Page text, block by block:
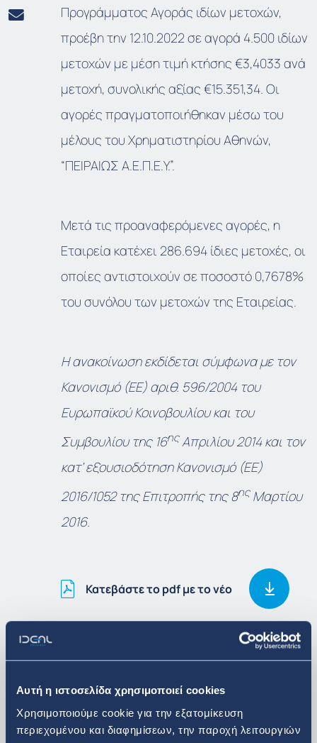
Αυτή η ιστοσελίδα χρησιμοποιεί cookies
Χρησιμοποιούμε cookie για την εξατομίκευση
περιεχομένου και διαφημίσεων, την παροχή λειτουργιών
Προγράμματος Αγοράς ιδίων μετοχών,
προέβη την 12.10.2022 σε αγορά 4.500 ιδίων
μετοχών με μέση τιμή κτήσης €3,4033 ανά
μετοχή, συνολικής αξίας €15.351,34. Οι
αγορές πραγματοποιήθηκαν μέσω του
μέλους του Χρηματιστηρίου Αθηνών,
“ΠΕΙΡΑΙΩΣ Α.Ε.Π.Ε.Υ.”.
Μετά τις προαναφερόμενες αγορές, η
Εταιρεία κατέχει 286.694 ίδιες μετοχές, οι
οποίες αντιστοιχούν σε ποσοστό 0,7678%
του συνόλου των μετοχών της Εταιρείας.
Η ανακοίνωση εκδίδεται σύμφωνα με τον
Κανονισμό (ΕΕ) αριθ. 596/2004 του
Ευρωπαϊκού Κοινοβουλίου και του
Συμβουλίου της 16ηςΑπριλίου 2014 και τον
κατ’ εξουσιοδότηση Κανονισμό (ΕΕ)
2016/1052 της Επιτροπής της 8ηςΜαρτίου
2016.
Κατεβάστε το pdf με το νέο
Δείτε περισσότερα
Επενδυτικά Νέα